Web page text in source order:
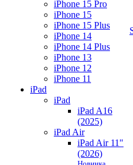
iPhone 15 Pro
iPhone 15
iPhone 15 Plus
iPhone 14
iPhone 14 Plus
iPhone 13
iPhone 12
iPhone 11
iPad
iPad
iPad A16
(2025)
iPad Air
iPad Air 11"
(2026)